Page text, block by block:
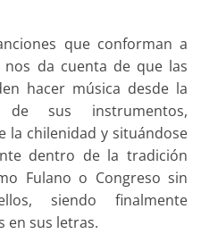
que conforman a
nos da cuenta de que las
hacer música desde la
de sus instrumentos,
la chilenidad y situándose
dentro de la tradición
Fulano o Congreso sin
siendo finalmente
en sus letras.